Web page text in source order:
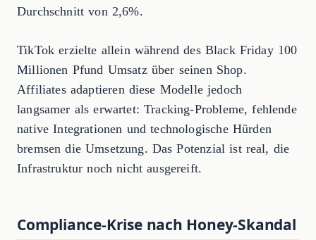
Durchschnitt von 2,6%.
TikTok erzielte allein während des Black Friday 100
Millionen Pfund Umsatz über seinen Shop.
Affiliates adaptieren diese Modelle jedoch
langsamer als erwartet: Tracking-Probleme, fehlende
native Integrationen und technologische Hürden
bremsen die Umsetzung. Das Potenzial ist real, die
Infrastruktur noch nicht ausgereift.
Compliance-Krise nach Honey-Skandal